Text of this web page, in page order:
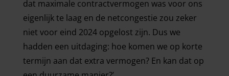
dat maximale contractvermogen was voor ons
eigenlijk te laag en de netcongestie zou zeker
niet voor eind 2024 opgelost zijn. Dus we
hadden een uitdaging: hoe komen we op korte
termijn aan dat extra vermogen? En kan dat op